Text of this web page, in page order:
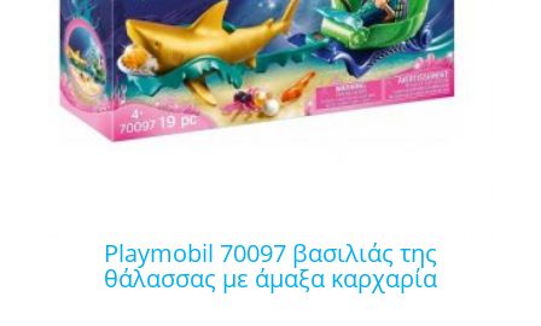
playmobil 70097 βασιλιάς της
θάλασσας με άμαξα καρχαρία